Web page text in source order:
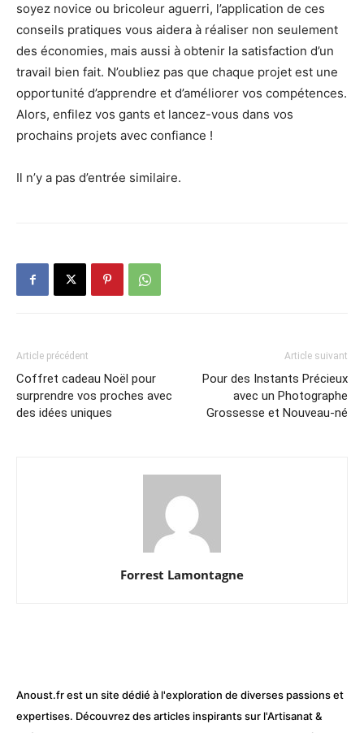
soyez novice ou bricoleur aguerri, l’application de ces
conseils pratiques vous aidera à réaliser non seulement
des économies, mais aussi à obtenir la satisfaction d’un
travail bien fait. N’oubliez pas que chaque projet est une
opportunité d’apprendre et d’améliorer vos compétences.
Alors, enfilez vos gants et lancez-vous dans vos
prochains projets avec confiance !
Il n’y a pas d’entrée similaire.
Article précédent
Coffret cadeau Noël pour
surprendre vos proches avec
des idées uniques
Article suivant
Pour des Instants Précieux
avec un Photographe
Grossesse et Nouveau-né
Forrest Lamontagne
Anoust.fr est un site dédié à l'exploration de diverses passions et
expertises. Découvrez des articles inspirants sur l'Artisanat &